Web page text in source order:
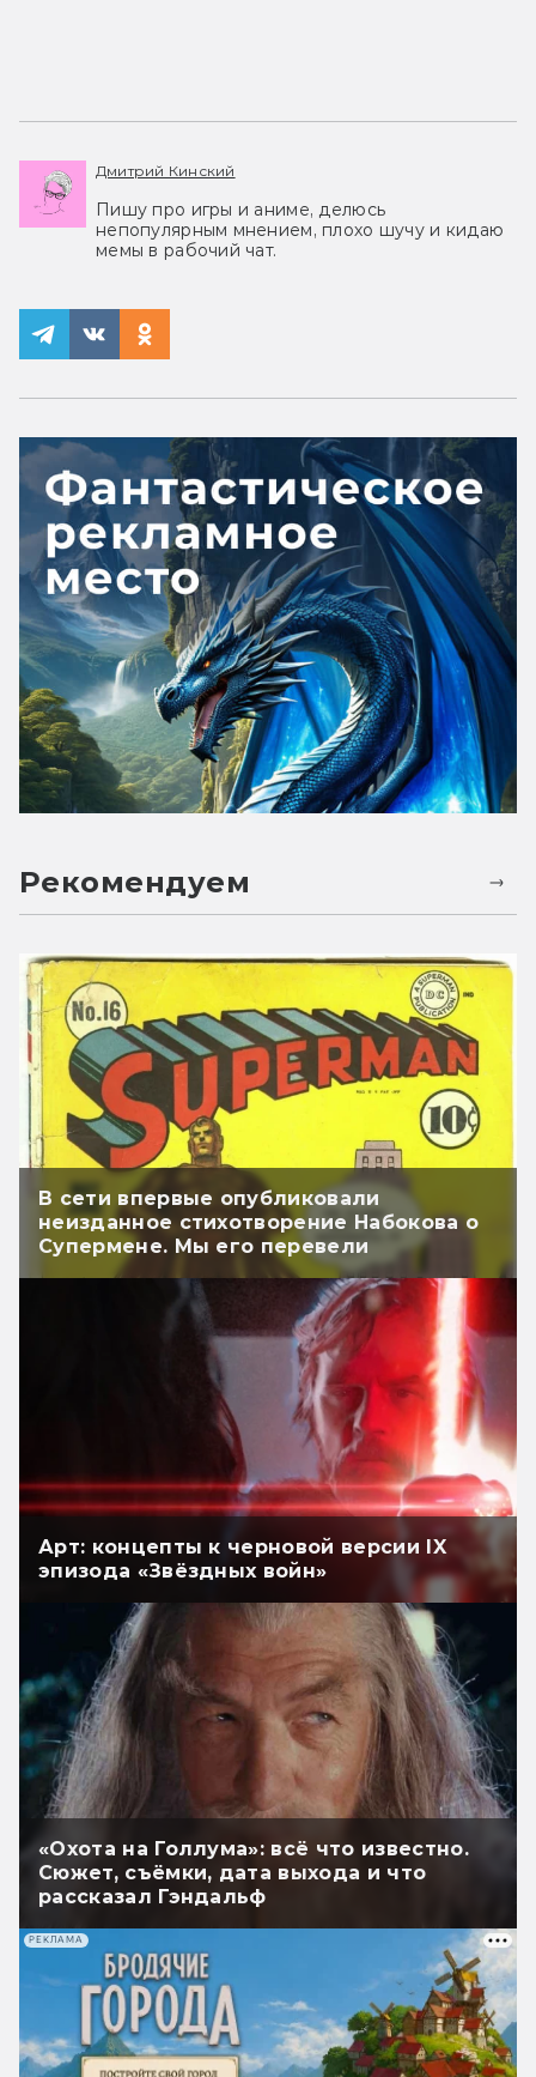
Дмитрий Кинский
Пишу про игры и аниме, делюсь
непопулярным мнением, плохо шучу и кидаю
мемы в рабочий чат.
Рекомендуем
В сети впервые опубликовали
неизданное стихотворение Набокова о
Супермене. Мы его перевели
Арт: концепты к черновой версии IX
эпизода «Звёздных войн»
«Охота на Голлума»: всё что известно.
Сюжет, съёмки, дата выхода и что
рассказал Гэндальф
РЕКЛАМА